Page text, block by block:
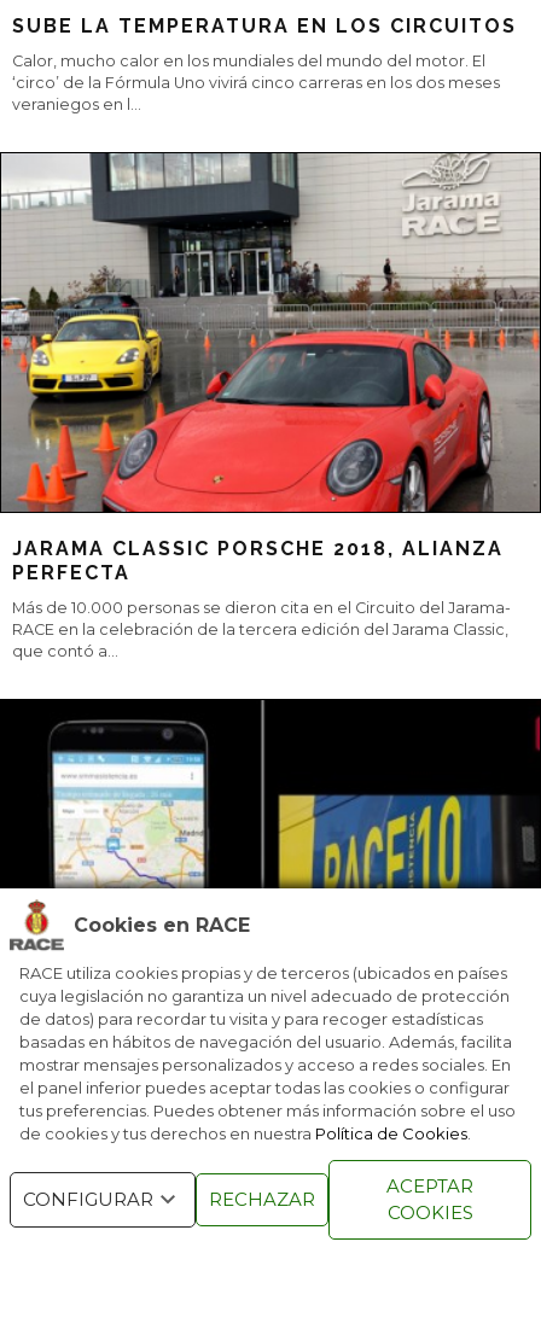
Cookies en RACE
RACE utiliza cookies propias y de terceros (ubicados en países
cuya legislación no garantiza un nivel adecuado de protección
de datos) para recordar tu visita y para recoger estadísticas
basadas en hábitos de navegación del usuario. Además, facilita
mostrar mensajes personalizados y acceso a redes sociales. En
el panel inferior puedes aceptar todas las cookies o configurar
tus preferencias. Puedes obtener más información sobre el uso
de cookies y tus derechos en nuestra Política de Cookies
CONFIGURAR RECHAZAR
ACEPTAR
COOKIES
SUBE LA TEMPERATURA EN LOS CIRCUITOS
Calor, mucho calor en los mundiales del mundo del motor. El
‘circo’ de la Fórmula Uno vivirá cinco carreras en los dos meses
veraniegos en l...
JARAMA CLASSIC PORSCHE 2018, ALIANZA
PERFECTA
Más de 10.000 personas se dieron cita en el Circuito del Jarama-
RACE en la celebración de la tercera edición del Jarama Classic,
que contó a...